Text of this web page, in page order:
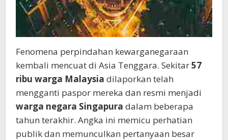
Fenomena perpindahan kewarganegaraan
kembali mencuat di Asia Tenggara. Sekitar57
ribu warga Malaysia dilaporkan telah
mengganti paspor mereka dan resmi menjadi
warga negara Singapura dalam beberapa
tahun terakhir. Angka ini memicu perhatian
publik dan memunculkan pertanyaan besar